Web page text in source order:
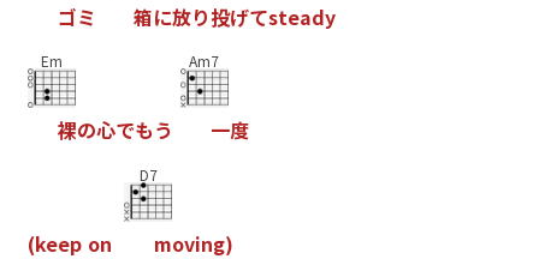
ゴミ 箱に放り投げてsteady
Em
裸の心でもう
Am7
一度
(keep on
D7
moving)